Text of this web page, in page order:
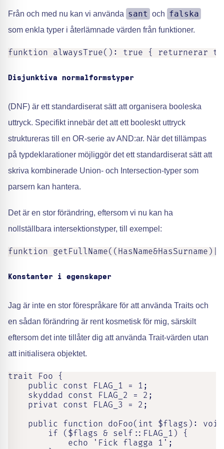
Från och med nu kan vi använda sant och falska
som enkla typer i återlämnade värden från funktioner.
funktion alwaysTrue(): true { returnerar
Disjunktiva normalformstyper
(DNF) är ett standardiserat sätt att organisera booleska
uttryck. Specifikt innebär det att ett booleskt uttryck
struktureras till en OR-serie av AND:ar. När det tillämpas
på typdeklarationer möjliggör det ett standardiserat sätt att
skriva kombinerade Union- och Intersection-typer som
parsern kan hantera.
Det är en stor förändring, eftersom vi nu kan ha
nollställbara intersektionstyper, till exempel:
funktion
Konstanter i egenskaper
Jag är inte en stor förespråkare för att använda Traits och
en sådan förändring är rent kosmetisk för mig, särskilt
eftersom det inte tillåter dig att använda Trait-värden utan
att initialisera objektet.
trait Foo {
    public const FLAG_1 = 1;
    skyddad const FLAG_2 = 2;
    privat const FLAG_3 = 2;
public function doFoo(int $flags):
        if ($flags & self::FLAG_1) {
            echo 'Fick flagga 1';